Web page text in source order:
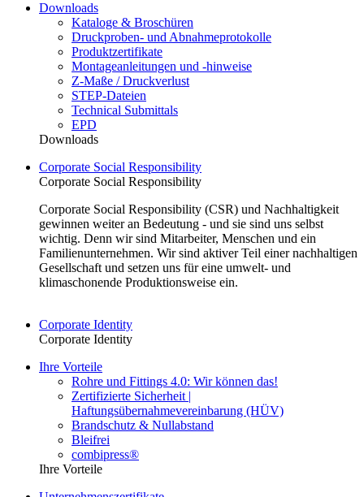
Downloads
Kataloge & Broschüren
Druckproben- und Abnahmeprotokolle
Produktzertifikate
Montageanleitungen und -hinweise
Z-Maße / Druckverlust
STEP-Dateien
Technical Submittals
EPD
Downloads
Corporate Social Responsibility
Corporate Social Responsibility
Corporate Social Responsibility (CSR) und Nachhaltigkeit
gewinnen weiter an Bedeutung - und sie sind uns selbst
wichtig. Denn wir sind Mitarbeiter, Menschen und ein
Familienunternehmen. Wir sind aktiver Teil einer nachhaltigen
Gesellschaft und setzen uns für eine umwelt- und
klimaschonende Produktionsweise ein.
Corporate Identity
Corporate Identity
Ihre Vorteile
Rohre und Fittings 4.0: Wir können das!
Zertifizierte Sicherheit |
Haftungsübernahmevereinbarung (HÜV)
Brandschutz & Nullabstand
Bleifrei
combipress®
Ihre Vorteile